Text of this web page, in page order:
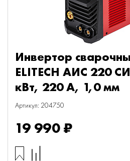
Инвертор
ELITECH АИС 220
кВт, 220 А, 1,0 мм
Артикул: 204750
19 990 ₽